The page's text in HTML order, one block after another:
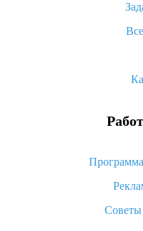
Что делать, если не
Советы